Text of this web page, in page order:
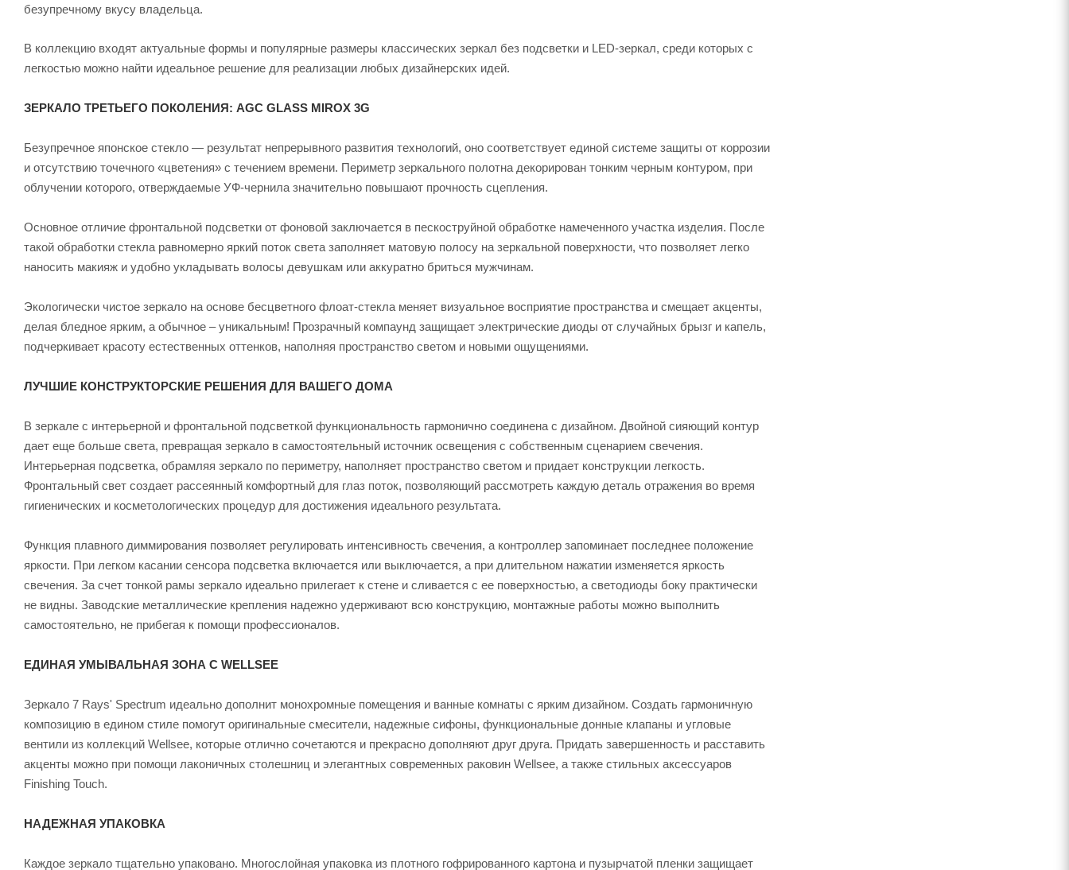
безупречному вкусу владельца.
В коллекцию входят актуальные формы и популярные размеры классических зеркал без подсветки и LED-зеркал, среди которых с
легкостью можно найти идеальное решение для реализации любых дизайнерских идей.
ЗЕРКАЛО ТРЕТЬЕГО ПОКОЛЕНИЯ: AGC GLASS MIROX 3G
Безупречное японское стекло — результат непрерывного развития технологий, оно соответствует единой системе защиты от коррозии
и отсутствию точечного «цветения» с течением времени. Периметр зеркального полотна декорирован тонким черным контуром, при
облучении которого, отверждаемые УФ-чернила значительно повышают прочность сцепления.
Основное отличие фронтальной подсветки от фоновой заключается в пескоструйной обработке намеченного участка изделия. После
такой обработки стекла равномерно яркий поток света заполняет матовую полосу на зеркальной поверхности, что позволяет легко
наносить макияж и удобно укладывать волосы девушкам или аккуратно бриться мужчинам.
Экологически чистое зеркало на основе бесцветного флоат-стекла меняет визуальное восприятие пространства и смещает акценты,
делая бледное ярким, а обычное – уникальным! Прозрачный компаунд защищает электрические диоды от случайных брызг и капель,
подчеркивает красоту естественных оттенков, наполняя пространство светом и новыми ощущениями.
ЛУЧШИЕ КОНСТРУКТОРСКИЕ РЕШЕНИЯ ДЛЯ ВАШЕГО ДОМА
В зеркале с интерьерной и фронтальной подсветкой функциональность гармонично соединена с дизайном. Двойной сияющий контур
дает еще больше света, превращая зеркало в самостоятельный источник освещения с собственным сценарием свечения.
Интерьерная подсветка, обрамляя зеркало по периметру, наполняет пространство светом и придает конструкции легкость.
Фронтальный свет создает рассеянный комфортный для глаз поток, позволяющий рассмотреть каждую деталь отражения во время
гигиенических и косметологических процедур для достижения идеального результата.
Функция плавного диммирования позволяет регулировать интенсивность свечения, а контроллер запоминает последнее положение
яркости. При легком касании сенсора подсветка включается или выключается, а при длительном нажатии изменяется яркость
свечения. За счет тонкой рамы зеркало идеально прилегает к стене и сливается с ее поверхностью, а светодиоды боку практически
не видны. Заводские металлические крепления надежно удерживают всю конструкцию, монтажные работы можно выполнить
самостоятельно, не прибегая к помощи профессионалов.
ЕДИНАЯ УМЫВАЛЬНАЯ ЗОНА С WELLSEE
Зеркало 7 Rays' Spectrum идеально дополнит монохромные помещения и ванные комнаты с ярким дизайном. Создать гармоничную
композицию в едином стиле помогут оригинальные смесители, надежные сифоны, функциональные донные клапаны и угловые
вентили из коллекций Wellsee, которые отлично сочетаются и прекрасно дополняют друг друга. Придать завершенность и расставить
акценты можно при помощи лаконичных столешниц и элегантных современных раковин Wellsee, а также стильных аксессуаров
Finishing Touch.
НАДЕЖНАЯ УПАКОВКА
Каждое зеркало тщательно упаковано. Многослойная упаковка из плотного гофрированного картона и пузырчатой пленки защищает